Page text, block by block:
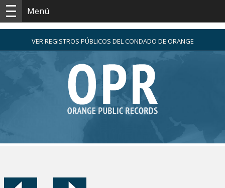
Menú
VER REGISTROS PÚBLICOS DEL CONDADO DE ORANGE